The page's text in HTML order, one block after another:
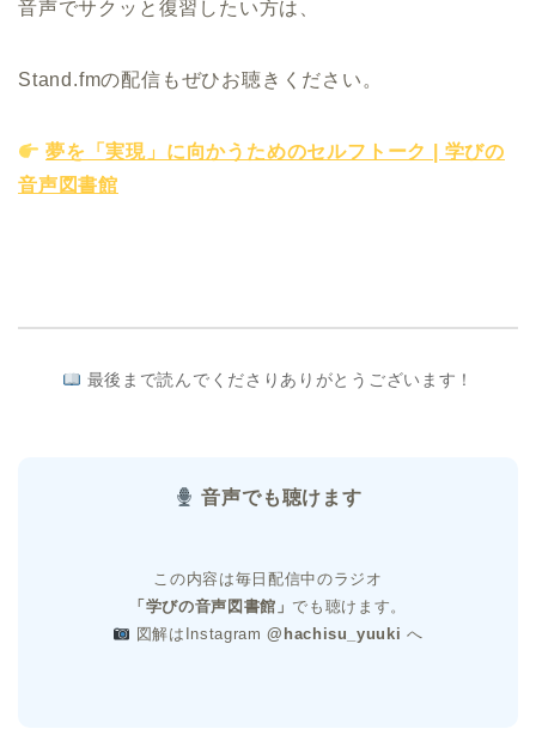
音声でサクッと復習したい方は、
Stand.fmの配信もぜひお聴きください。
夢を「実現」に向かうためのセルフトーク | 学びの
音声図書館
最後まで読んでくださりありがとうございます！
音声でも聴けます
この内容は毎日配信中のラジオ
「学びの音声図書館」 でも聴けます。
図解はInstagram@hachisu_yuuki へ